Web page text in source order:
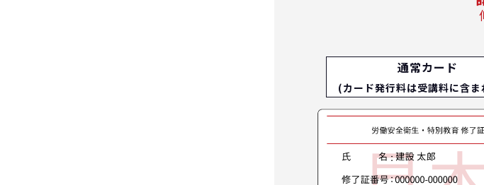
通常カード
(カード発行料は受講料に含ま